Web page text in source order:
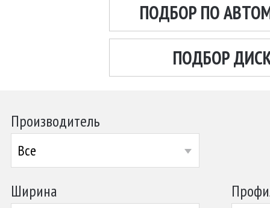
ПОДБОР ПО
ПОДБОР
Производитель
Все
Ширина